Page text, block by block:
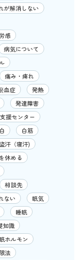
が解消しない
感
病気について
痛み・痺れ
血症
発熱
発達障害
援センター
白
白筋
汗（寝汗)
休める
相談先
ない
眠気
睡眠
知識
ホルモン
法